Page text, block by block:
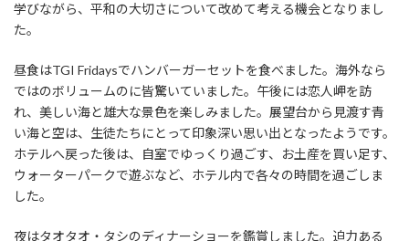
学びながら、平和の大切さについて改めて考える機会となりまし
た。
昼食はTGI Fridaysでハンバーガーセットを食べました。海外なら
ではのボリュームのに皆驚いていました。午後には恋人岬を訪
れ、美しい海と雄大な景色を楽しみました。展望台から見渡す青
い海と空は、生徒たちにとって印象深い思い出となったようです。
ホテルへ戻った後は、自室でゆっくり過ごす、お土産を買い足す、
ウォーターパークで遊ぶなど、ホテル内で各々の時間を過ごしま
した。
夜はタオタオ・タシのディナーショーを鑑賞しました。迫力ある